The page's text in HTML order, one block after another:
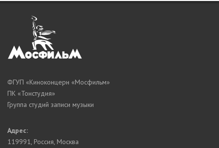
ФГУП «Киноконцерн «Мосфильм»
ПК «Тонстудия»
Группа студий записи музыки
Адрес:
119991, Россия, Москва